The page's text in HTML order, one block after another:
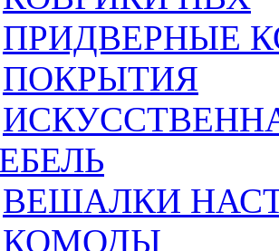
ПРИДВЕРНЫЕ
ПОКРЫТИЯ
ВЕШАЛКИ
КОМОДЫ